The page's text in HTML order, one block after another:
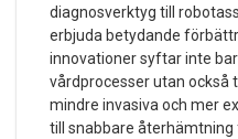
diagnosverktyg till
erbjuda betydande
innovationer syftar inte
vårdprocesser utan också
mindre invasiva och mer
till snabbare